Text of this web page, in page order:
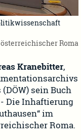
Roma
Kranebitter,
sein Buch
Die Inhaftierung
im
Roma.